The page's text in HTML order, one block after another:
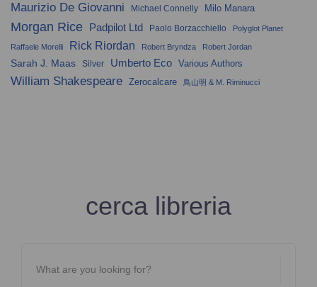
Maurizio De Giovanni Michael Connelly Milo Manara
Morgan Rice Padpilot Ltd Paolo Borzacchiello Polyglot Planet
Raffaele Morelli Rick Riordan Robert Bryndza Robert Jordan
Sarah J. Maas Silver Umberto Eco Various Authors
William Shakespeare Zerocalcare 鳥山明 & M. Riminucci
cerca libreria